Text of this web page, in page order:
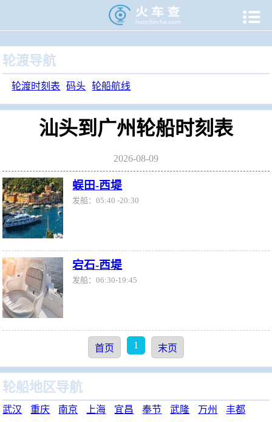

轮渡导航
轮渡时刻表 码头 轮船航线
汕头到广州轮船时刻表
2026-08-09
蜈田-西堤
发船：05:40 -20:30
宕石-西堤
发船：06:30-19:45
首页 1 末页
轮船地区导航
武汉 重庆 南京 上海 宜昌 奉节 武隆 万州
丰都